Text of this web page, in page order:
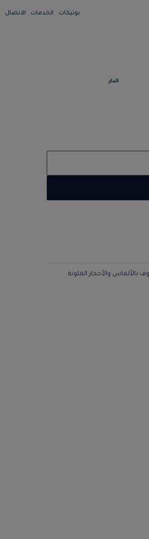
بوتيكات الخدمات الاتصال
الدار